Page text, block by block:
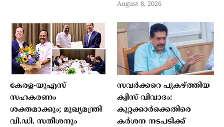
August 8, 2026
കേരള-യുഎസ്
സഹകരണം
ശക്തമാക്കും; മുഖ്യമന്ത്രി
വി.ഡി. സതീശനും
സവർക്കറെ പുകഴ്ത്തിയ
ക്വിസ് വിവാദം:
കുറ്റക്കാർക്കെതിരെ
കർശന നടപടിക്ക്